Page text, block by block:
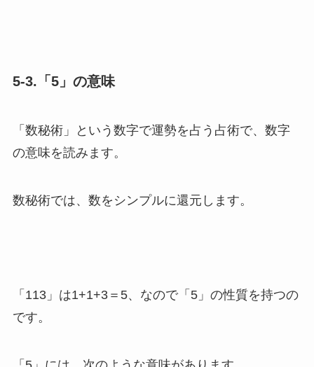
5-3.「5」の意味
「数秘術」という数字で運勢を占う占術で、数字
の意味を読みます。
数秘術では、数をシンプルに還元します。
「113」は1+1+3＝5、なので「5」の性質を持つの
です。